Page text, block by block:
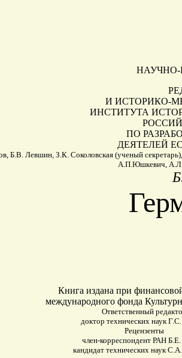
НАУЧНО-
И ИСТОРИКО-
ИНСТИТУТА
ПО
ДЕЯТЕЛЕЙ
Б.В. Левшин, З.К. Соколовская (ученый
А.П.Юшкевич, А.Л.
Книга издана при
международного фонда
Ответственный
доктор технических наук
Рецензенты
член-корреспондент РАН
кандидат технических наук